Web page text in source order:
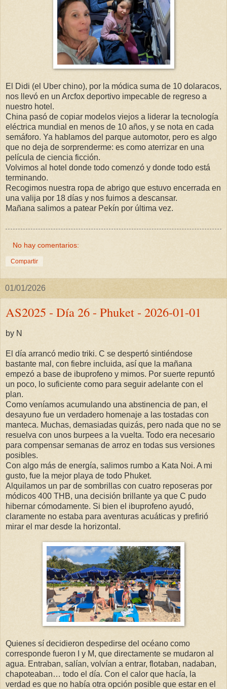
El Didi (el Uber chino), por la módica suma de 10 dolaracos,
nos llevó en un Arcfox deportivo impecable de regreso a
nuestro hotel.
China pasó de copiar modelos viejos a liderar la tecnología
eléctrica mundial en menos de 10 años, y se nota en cada
semáforo. Ya hablamos del parque automotor, pero es algo
que no deja de sorprenderme: es como aterrizar en una
película de ciencia ficción.
Volvimos al hotel donde todo comenzó y donde todo está
terminando.
Recogimos nuestra ropa de abrigo que estuvo encerrada en
una valija por 18 días y nos fuimos a descansar.
Mañana salimos a patear Pekín por última vez.
No hay comentarios:
Compartir
01/01/2026
AS2025 - Día 26 - Phuket - 2026-01-01
by N
El día arrancó medio triki. C se despertó sintiéndose
bastante mal, con fiebre incluida, así que la mañana
empezó a base de ibuprofeno y mimos. Por suerte repuntó
un poco, lo suficiente como para seguir adelante con el
plan.
Como veníamos acumulando una abstinencia de pan, el
desayuno fue un verdadero homenaje a las tostadas con
manteca. Muchas, demasiadas quizás, pero nada que no se
resuelva con unos burpees a la vuelta. Todo era necesario
para compensar semanas de arroz en todas sus versiones
posibles.
Con algo más de energía, salimos rumbo a Kata Noi. A mi
gusto, fue la mejor playa de todo Phuket.
Alquilamos un par de sombrillas con cuatro reposeras por
módicos 400 THB, una decisión brillante ya que C pudo
hibernar cómodamente. Si bien el ibuprofeno ayudó,
claramente no estaba para aventuras acuáticas y prefirió
mirar el mar desde la horizontal.
Quienes sí decidieron despedirse del océano como
corresponde fueron I y M, que directamente se mudaron al
agua. Entraban, salían, volvían a entrar, flotaban, nadaban,
chapoteaban… todo el día. Con el calor que hacía, la
verdad es que no había otra opción posible que estar en el